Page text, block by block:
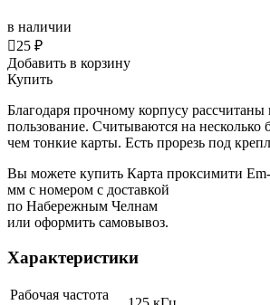
в наличии
25 ₽
Добавить в корзину
Купить
Благодаря прочному корпусу рассчитаны
пользование. Считываются на несколько
чем тонкие карты. Есть прорезь под
Вы можете купить Карта проксимити Em-
мм с номером с доставкой
по Набережным Челнам
или оформить самовывоз.
Характеристики
Рабочая частота